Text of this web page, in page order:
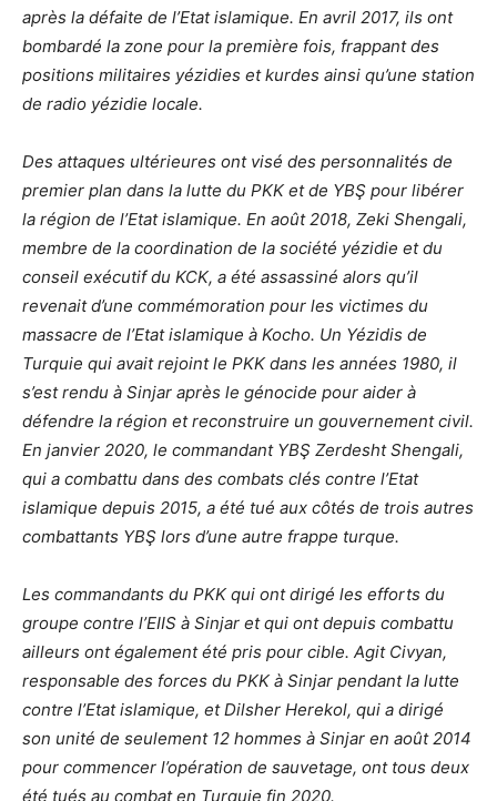
après la défaite de l’Etat islamique. En avril 2017, ils ont
bombardé la zone pour la première fois, frappant des
positions militaires yézidies et kurdes ainsi qu’une station
de radio yézidie locale.
Des attaques ultérieures ont visé des personnalités de
premier plan dans la lutte du PKK et de YBŞ pour libérer
la région de l’Etat islamique. En août 2018, Zeki Shengali,
membre de la coordination de la société yézidie et du
conseil exécutif du KCK, a été assassiné alors qu’il
revenait d’une commémoration pour les victimes du
massacre de l’Etat islamique à Kocho. Un Yézidis de
Turquie qui avait rejoint le PKK dans les années 1980, il
s’est rendu à Sinjar après le génocide pour aider à
défendre la région et reconstruire un gouvernement civil.
En janvier 2020, le commandant YBŞ Zerdesht Shengali,
qui a combattu dans des combats clés contre l’Etat
islamique depuis 2015, a été tué aux côtés de trois autres
combattants YBŞ lors d’une autre frappe turque.
Les commandants du PKK qui ont dirigé les efforts du
groupe contre l’EIIS à Sinjar et qui ont depuis combattu
ailleurs ont également été pris pour cible. Agit Civyan,
responsable des forces du PKK à Sinjar pendant la lutte
contre l’Etat islamique, et Dilsher Herekol, qui a dirigé
son unité de seulement 12 hommes à Sinjar en août 2014
pour commencer l’opération de sauvetage, ont tous deux
été tués au combat en Turquie fin 2020.